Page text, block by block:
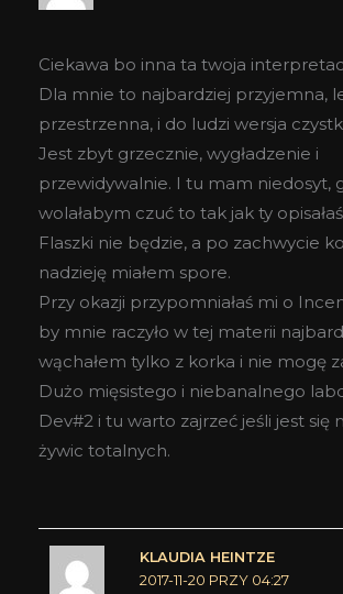
Ciekawa bo inna ta twoja
Dla mnie to najbardziej przyjemna,
przestrzenna, i do ludzi wersja
Jest zbyt grzecznie, wygładzenie i
przewidywalnie. I tu mam niedosyt,
wolałabym czuć to tak jak ty
Flaszki nie będzie, a po zachwycie
nadzieję miałem spore.
Przy okazji przypomniałaś mi o
by mnie raczyło w tej materii
wąchałem tylko z korka i nie mogę
Dużo mięsistego i niebanalnego
Dev#2 i tu warto zajrzeć jeśli jest się
żywic totalnych.
KLAUDIA HEINTZE
2017-11-20 PRZY 04:27